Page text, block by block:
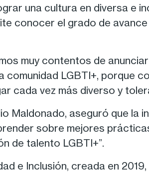
una cultura en diversa e
conocer el grado de
muy contentos de
comunidad LGBTI+, porque
cada vez más diverso y
Maldonado, aseguró que la
sobre mejores
de talento LGBTI+”.
e Inclusión, creada en